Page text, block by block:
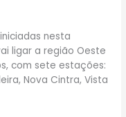
nesta
ligar a região Oeste
com sete estações:
Nova Cintra, Vista